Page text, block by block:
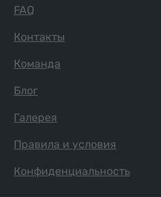
FAQ
Контакты
Команда
Блог
Галерея
Правила и условия
Конфиденциальность